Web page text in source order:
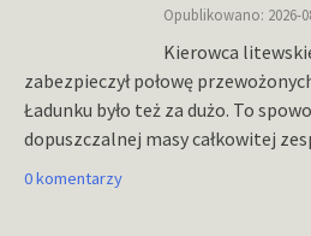
Opublikowano: 2026-
Kierowca
zabezpieczył połowę
Ładunku było też za dużo. To
dopuszczalnej masy całkowitej
0 komentarzy